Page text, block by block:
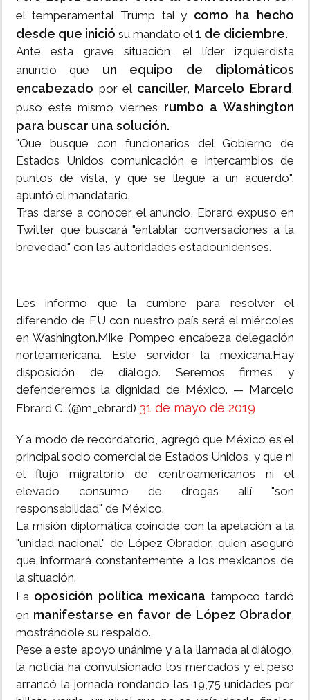
el temperamental Trump tal y como ha hecho
desde que inició su mandato el1 de diciembre.
Ante esta grave situación, el líder izquierdista
anunció que un equipo de diplomáticos
encabezado por el canciller, Marcelo Ebrard ,
puso este mismo viernes rumbo a Washington
para buscar una solución.
"Que busque con funcionarios del Gobierno de
Estados Unidos comunicación e intercambios de
puntos de vista, y que se llegue a un acuerdo",
apuntó el mandatario.
Tras darse a conocer el anuncio, Ebrard expuso en
Twitter que buscará "entablar conversaciones a la
brevedad" con las autoridades estadounidenses.
Les informo que la cumbre para resolver el
diferendo de EU con nuestro país será el miércoles
en Washington.Mike Pompeo encabeza delegación
norteamericana. Este servidor la mexicana.Hay
disposición de diálogo. Seremos firmes y
defenderemos la dignidad de México. — Marcelo
Ebrard C. (@m_ebrard) 31 de mayo de 2019
Y a modo de recordatorio, agregó que México es el
principal socio comercial de Estados Unidos, y que ni
el flujo migratorio de centroamericanos ni el
elevado consumo de drogas allí "son
responsabilidad" de México.
La misión diplomática coincide con la apelación a la
"unidad nacional" de López Obrador, quien aseguró
que informará constantemente a los mexicanos de
la situación.
La oposición política mexicana tampoco tardó
en manifestarse en favor de López Obrador,
mostrándole su respaldo.
Pese a este apoyo unánime y a la llamada al diálogo,
la noticia ha convulsionado los mercados y el peso
arrancó la jornada rondando las 19,75 unidades por